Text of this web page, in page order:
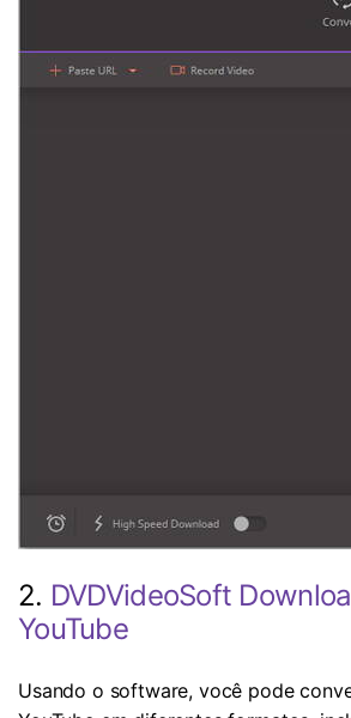
2. DVDVideoSoft
YouTube
Usando o software, você pode